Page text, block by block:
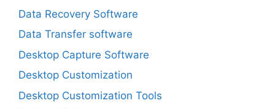
Data Recovery Software
Data Transfer software
Desktop Capture Software
Desktop Customization
Desktop Customization Tools